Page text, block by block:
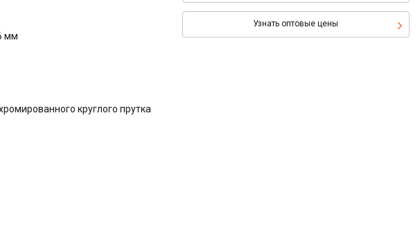
Узнать оптовые цены
мм
круглого прутка